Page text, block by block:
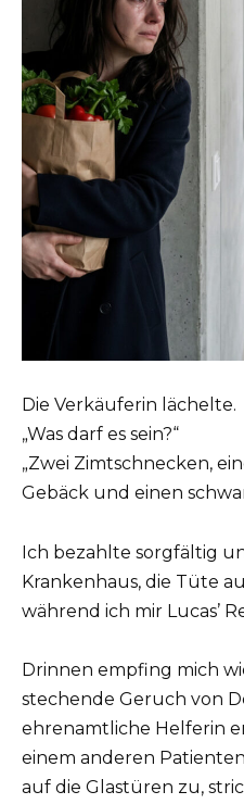
Die Verkäuferin lächelte.
„Was darf es sein?“
„Zwei Zimtschnecken,
Gebäck und einen
Ich bezahlte sorgfältig
Krankenhaus, die Tüte
während ich mir Lucas’
Drinnen empfing mich
stechende Geruch von
ehrenamtliche Helferin
einem anderen
auf die Glastüren zu,